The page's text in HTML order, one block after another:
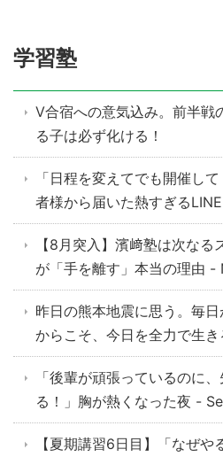
学習塾
V合宿への意気込み。前半戦
る子は必ず化ける！
「日程を変えてでも開催し
者様から届いた熱すぎる
【8月突入】濱﨑塾は次な
が「手を離す」本当の理由
昨日の熊本地震に思う。毎
からこそ、今日を全力で生
「後輩が頑張っているのに
る！」胸が熱くなった夜 -
【夏期講習6日目】「なぜや